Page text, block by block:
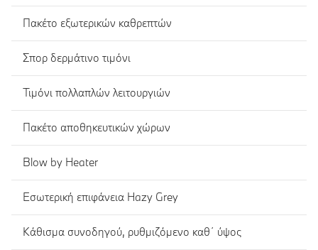
Πακέτο εξωτερικών καθρεπτών
Σπορ δερμάτινο τιμόνι
Τιμόνι πολλαπλών λειτουργιών
Πακέτο αποθηκευτικών χώρων
Blow by Heater
Εσωτερική επιφάνεια Hazy Grey
Κάθισμα συνοδηγού, ρυθμιζόμενο καθ΄ ύψος